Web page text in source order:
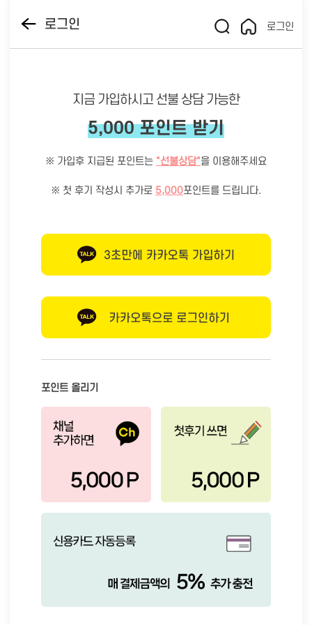
로그인 로그인
지금 가입하시고 선불 상담 가능한
5,000 포인트 받기
※ 가입후 지급된 포인트는 "선불상담"을 이용해주세요
※ 첫 후기 작성시 추가로 5,000포인트를 드립니다.
포인트 올리기